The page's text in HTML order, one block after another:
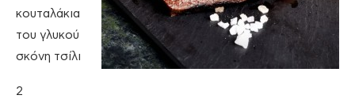
κουταλάκια
του γλυκού
σκόνη τσίλι
2